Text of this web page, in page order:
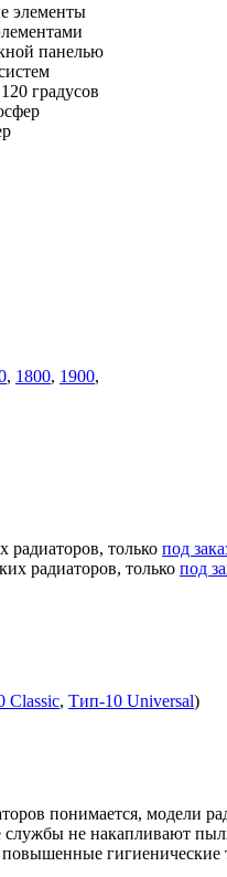
элементы
панелью
градусов
, 1800, 1900,
радиаторов, только под
радиаторов, только под
Classic, Тип-10 Universal)
понимается, модели
не накапливают